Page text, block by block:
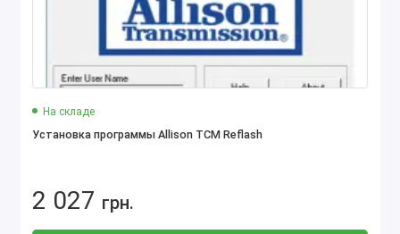
На складе
Установка программы Allison TCM Reflash
2 027 грн.